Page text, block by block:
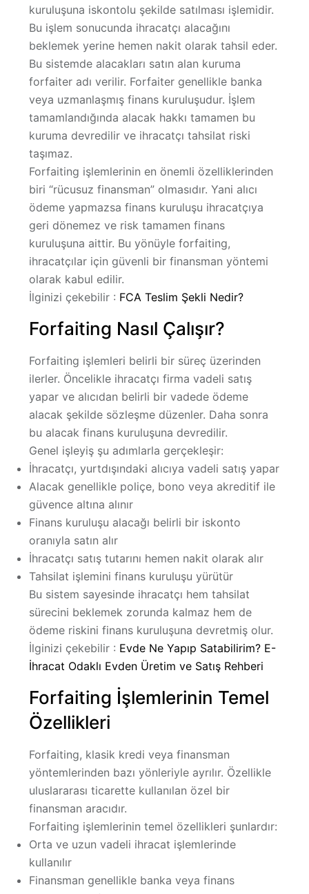
kuruluşuna iskontolu şekilde satılması işlemidir.
Bu işlem sonucunda ihracatçı alacağını
beklemek yerine hemen nakit olarak tahsil eder.
Bu sistemde alacakları satın alan kuruma
forfaiter adı verilir. Forfaiter genellikle banka
veya uzmanlaşmış finans kuruluşudur. İşlem
tamamlandığında alacak hakkı tamamen bu
kuruma devredilir ve ihracatçı tahsilat riski
taşımaz.
Forfaiting işlemlerinin en önemli özelliklerinden
biri “rücusuz finansman” olmasıdır. Yani alıcı
ödeme yapmazsa finans kuruluşu ihracatçıya
geri dönemez ve risk tamamen finans
kuruluşuna aittir. Bu yönüyle forfaiting,
ihracatçılar için güvenli bir finansman yöntemi
olarak kabul edilir.
İlginizi çekebilir : FCA Teslim Şekli Nedir?
Forfaiting Nasıl Çalışır?
Forfaiting işlemleri belirli bir süreç üzerinden
ilerler. Öncelikle ihracatçı firma vadeli satış
yapar ve alıcıdan belirli bir vadede ödeme
alacak şekilde sözleşme düzenler. Daha sonra
bu alacak finans kuruluşuna devredilir.
Genel işleyiş şu adımlarla gerçekleşir:
İhracatçı, yurtdışındaki alıcıya vadeli satış yapar
Alacak genellikle poliçe, bono veya akreditif ile
güvence altına alınır
Finans kuruluşu alacağı belirli bir iskonto
oranıyla satın alır
İhracatçı satış tutarını hemen nakit olarak alır
Tahsilat işlemini finans kuruluşu yürütür
Bu sistem sayesinde ihracatçı hem tahsilat
sürecini beklemek zorunda kalmaz hem de
ödeme riskini finans kuruluşuna devretmiş olur.
İlginizi çekebilir : Evde Ne Yapıp Satabilirim? E-
İhracat Odaklı Evden Üretim ve Satış Rehberi
Forfaiting İşlemlerinin Temel
Özellikleri
Forfaiting, klasik kredi veya finansman
yöntemlerinden bazı yönleriyle ayrılır. Özellikle
uluslararası ticarette kullanılan özel bir
finansman aracıdır.
Forfaiting işlemlerinin temel özellikleri şunlardır:
Orta ve uzun vadeli ihracat işlemlerinde
kullanılır
Finansman genellikle banka veya finans